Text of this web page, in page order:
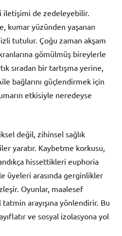
iletişimi de zedeleyebilir.
kumar yüzünden yaşanan
tutulur. Çoğu zaman akşam
gömülmüş bireylerle
sıradan bir tartışma yerine,
bağlarını güçlendirmek için
etkisiyle neredeyse
değil, zihinsel sağlık
yaratır. Kaybetme korkusu,
hissettikleri euphoria
üyeleri arasında gerginlikler
Oyunlar, maalesef
tatmin arayışına yönlendirir. Bu
ve sosyal izolasyona yol